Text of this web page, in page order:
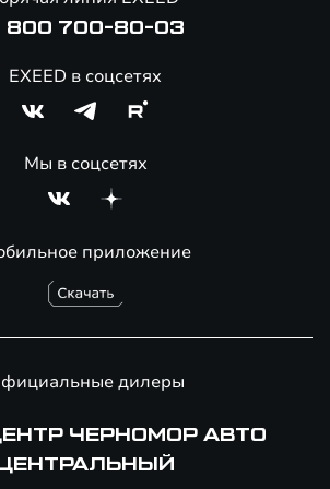
приложение
800 700-80-03
EXEED в соцсетях
Мы в соцсетях
дилеры
ЧЕРНОМОР АВТО
ЦЕНТРАЛЬНЫЙ